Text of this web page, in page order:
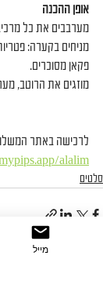
אופן ההכנה
מערבבים את כל
מניחים בקערה:
פקאן מסוכרים.
מוזגים את הרוטב,
לרכישה באתר
alalim
סלטים
מייל